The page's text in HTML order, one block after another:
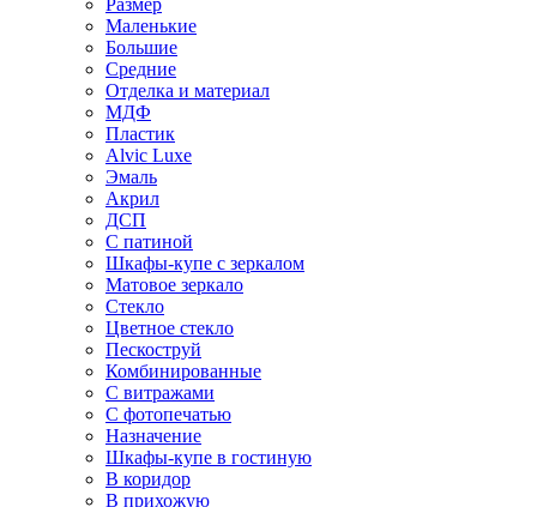
Размер
Маленькие
Большие
Средние
Отделка и материал
МДФ
Пластик
Alvic Luxe
Эмаль
Акрил
ДСП
С патиной
Шкафы-купе с зеркалом
Матовое зеркало
Стекло
Цветное стекло
Пескоструй
Комбинированные
С витражами
С фотопечатью
Назначение
Шкафы-купе в гостиную
В коридор
В прихожую